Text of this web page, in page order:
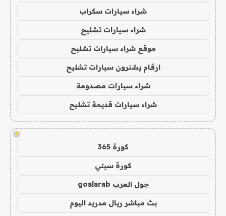
شراء سيارات سكراب
شراء سيارات تشليح
موقع شراء سيارات تشليح
ارقام يشترون سيارات تشليح
شراء سيارات مصدومة
شراء سيارات قديمة تشليح
!
كورة 365
كورة سيتي
جول العرب goalarab
بث مباشر ريال مدريد اليوم